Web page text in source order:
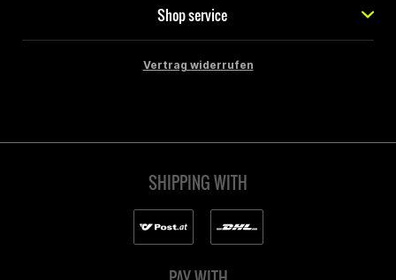
Shop service
Vertrag widerrufen
SHIPPING WITH